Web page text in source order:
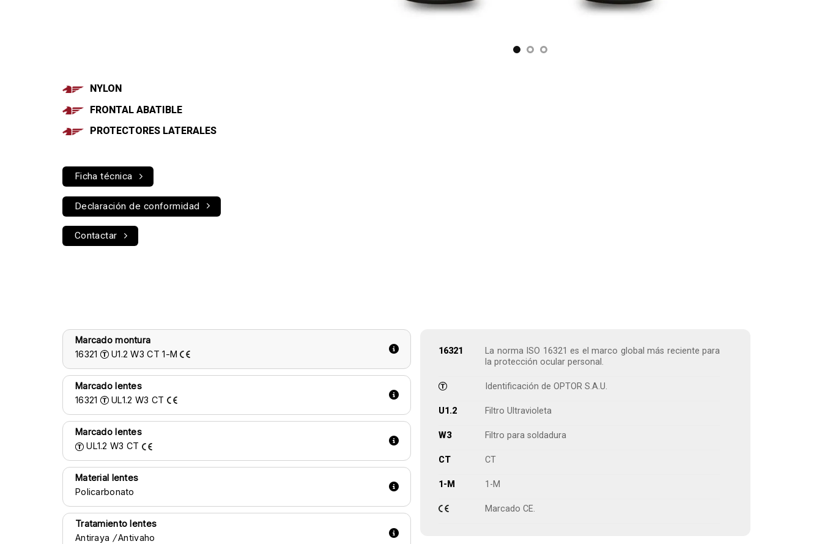
NYLON
FRONTAL ABATIBLE
PROTECTORES LATERALES
Ficha técnica
Declaración de conformidad
Contactar
Marcado montura
16321
U1.2W3CT1-M
Marcado lentes
16321
UL1.2 W3 CT
Marcado lentes
UL1.2W3 CT
Material lentes
Policarbonato
Tratamiento lentes
Antiraya /Antivaho
16321
La norma ISO 16321 es el marco global más reciente para
la protección ocular personal.
Identificación de OPTOR S.A.U.
U1.2 Filtro Ultravioleta
W3 Filtro para soldadura
CT CT
1-M 1-M
Marcado CE.